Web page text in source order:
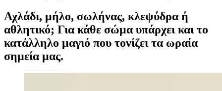
Αχλάδι, μήλο, σωλήνας, κλεψύδρα ή
αθλητικό; Για κάθε σώμα υπάρχει και το
κατάλληλο μαγιό που τονίζει τα ωραία
σημεία μας.